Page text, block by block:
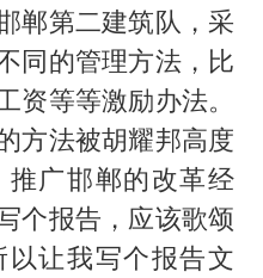
郸第二建筑队，采
同的管理方法，比
资等等激励办法。
方法被胡耀邦高度
广邯郸的改革经
个报告，应该歌颂
让我写个报告文